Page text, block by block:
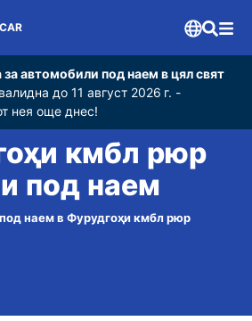
автомобили под наем в цял свят
до 11 август 2026 г. -
нея още днес!
кмбл рюр
под наем
наем в Фурудгоҳи кмбл рюр